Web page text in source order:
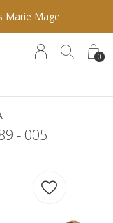
0
Marie Mage
- 005